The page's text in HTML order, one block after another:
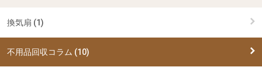
換気扇 (1)
不用品回収コラム (10)